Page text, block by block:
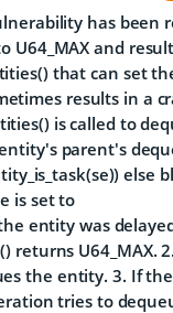
has been
U64_MAX and
that can set
results in a
is called to
parent's
else
is set to
the entity was
returns U64_MAX.
the entity. 3. If
tries to